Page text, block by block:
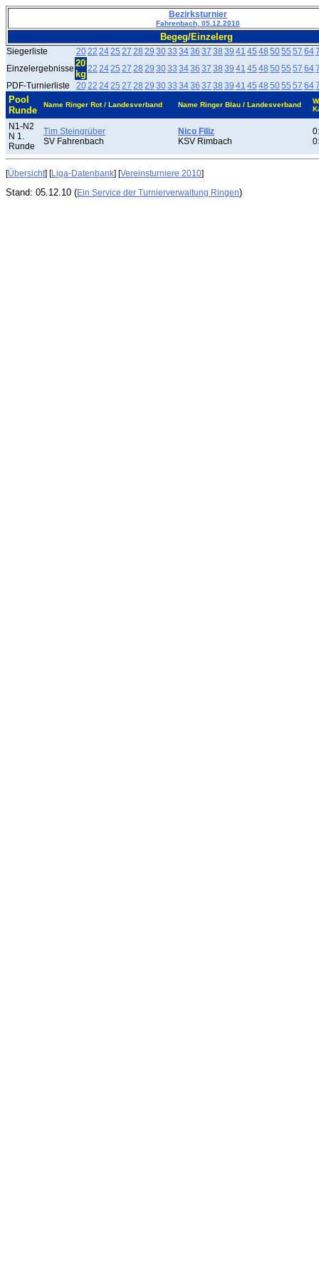
Bezirksturnier
Fahrenbach, 05.12.2010
Begeg/Einzelerg
Siegerliste 2022 2425 27 28 29 3033 3436 37 38 39 41 45 48 5055 57 64
Einzelergebnisse 20
kg 22 2425 27 28 29 3033 3436 37 38 39 41 45 48 5055 57 64
PDF-Turnierliste
2022 2425 27 28 29 3033 3436 37 38 39 41 45 48 5055 57 64
Pool
Runde
Name Ringer Rot / Landesverband Name Ringer Blau / Landesverband
N1-N2
N 1.
Runde
Tim Steingrüber
SV Fahrenbach
Nico Filiz
KSV Rimbach
[Übersicht] [Liga-Datenbank] [Vereinsturniere 2010]
Stand: 05.12.10 (Ein Service der Turnierverwaltung Ringen)